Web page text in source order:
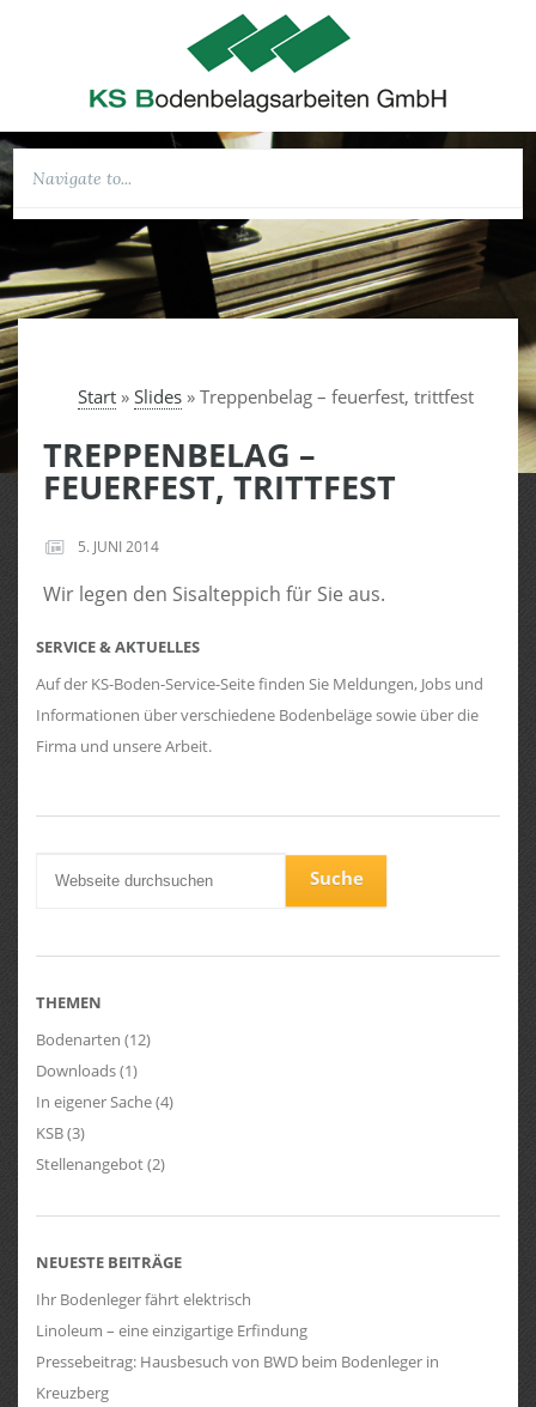
Start »Slides »Treppenbelag – feuerfest, trittfest
TREPPENBELAG –
FEUERFEST, TRITTFEST
5. JUNI 2014
Wir legen den Sisalteppich für Sie aus.
SERVICE & AKTUELLES
Auf der KS-Boden-Service-Seite finden Sie Meldungen, Jobs und
Informationen über verschiedene Bodenbeläge sowie über die
Firma und unsere Arbeit.
THEMEN
Bodenarten (12)
Downloads(1)
In eigener Sache(4)
KSB(3)
Stellenangebot(2)
NEUESTE BEITRÄGE
Ihr Bodenleger fährt elektrisch
Linoleum – eine einzigartige Erfindung
Pressebeitrag: Hausbesuch von BWD beim Bodenleger in
Kreuzberg